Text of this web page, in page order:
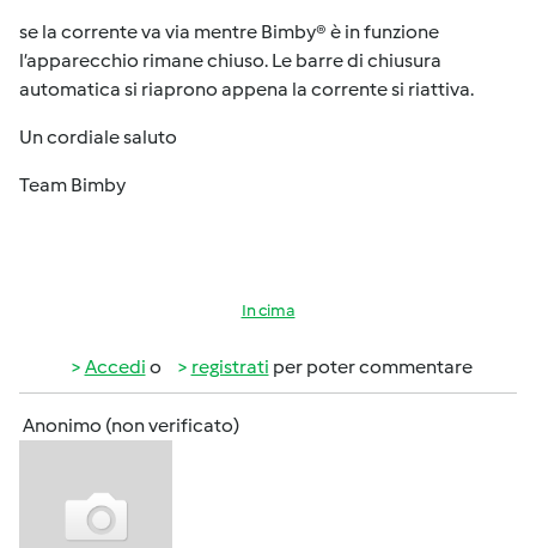
se la corrente va via mentre Bimby® è in funzione
l’apparecchio rimane chiuso. Le barre di chiusura
automatica si riaprono appena la corrente si riattiva.
Un cordiale saluto
Team Bimby
In cima
Accedi o registrati per poter commentare
Anonimo (non verificato)